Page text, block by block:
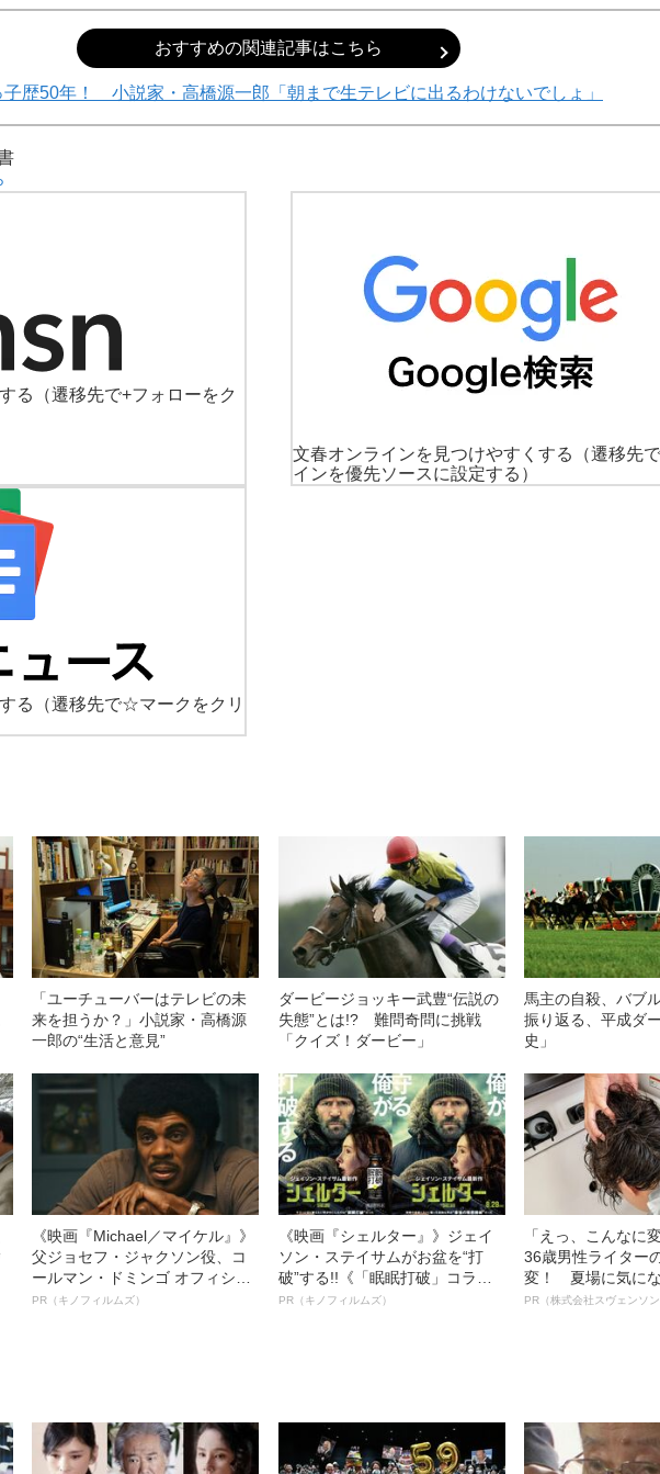
おすすめの関連記事はこちら
子歴50年！ 小説家・高橋源一郎「朝まで生テレビに出るわけないでしょ」
る
（遷移先で+フォローをク
文春オンラインを見つけやすくする
（遷移先
インを優先ソースに設定する）
る
（遷移先で☆マークをクリ
「ユーチューバーはテレビの未
来を担うか？」小説家・高橋源
一郎の“生活と意見”
ダービージョッキー武豊“伝説の
失態”とは!? 難問奇問に挑戦
「クイズ！ダービー」
馬主の自殺、バブ
振り返る、平成ダ
史」
《映画『Michael／マイケル』》
父ジョセフ・ジャクソン役、コ
ールマン・ドミンゴ オフィシャ
ルインタビュー“観客を魅了した
PR（キノフィルムズ）
《映画『シェルター』》ジェイ
ソン・ステイサムがお盆を“打
破”する!!《「眠眠打破」コラ
ボ》
PR（キノフィルムズ）
「えっ、こんなに
36歳男性ライター
変！ 夏場に気にな
オイ”や“ベタつき”
PR（株式会社スヴェンソン